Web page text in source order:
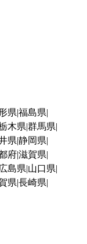
県 福島県
木県 群馬県
県 静岡県
府滋賀県
広島県 山口県
県 長崎県